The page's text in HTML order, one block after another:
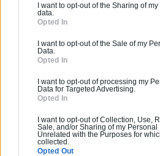
I want to opt-out of the Sharing of
data.
Opted In
I want to opt-out of the Sale of my
Data.
Opted In
I want to opt-out of processing my
Data for Targeted Advertising.
Opted In
I want to opt-out of Collection, Use,
Sale, and/or Sharing of my Personal
Unrelated with the Purposes for
collected.
Opted Out
Calculateur